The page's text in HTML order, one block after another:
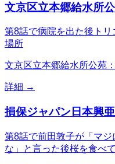
文京区立本郷給水所
第8話で病院を出た後ト
場所
文京区立本郷給水所公苑
詳細 →
損保ジャパン日本興
第8話で前田敦子が「マ
な」と言った後桜を食べ